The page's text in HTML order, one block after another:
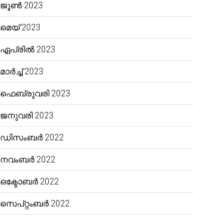
ജൂൺ 2023
മെയ്‌ 2023
ഏപ്രിൽ 2023
മാർച്ച്‌ 2023
ഫെബ്രുവരി 2023
ജനുവരി 2023
ഡിസംബർ 2022
നവംബർ 2022
ഒക്ടോബർ 2022
സെപ്റ്റംബർ 2022